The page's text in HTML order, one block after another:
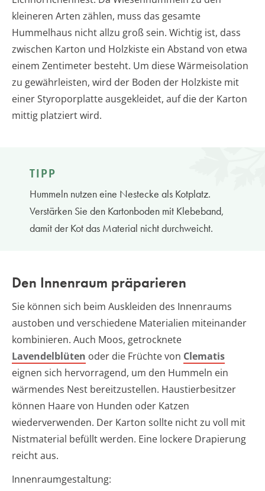
kleineren Arten zählen, muss das gesamte
Hummelhaus nicht allzu groß sein. Wichtig ist, dass
zwischen Karton und Holzkiste ein Abstand von etwa
einem Zentimeter besteht. Um diese Wärmeisolation
zu gewährleisten, wird der Boden der Holzkiste mit
einer Styroporplatte ausgekleidet, auf die der Karton
mittig platziert wird.
TIPP
Hummeln nutzen eine Nestecke als Kotplatz.
Verstärken Sie den Kartonboden mit Klebeband,
damit der Kot das Material nicht durchweicht.
Den Innenraum präparieren
Sie können sich beim Auskleiden des Innenraums
austoben und verschiedene Materialien miteinander
kombinieren. Auch Moos, getrocknete
Lavendelblüten oder die Früchte von Clematis
eignen sich hervorragend, um den Hummeln ein
wärmendes Nest bereitzustellen. Haustierbesitzer
können Haare von Hunden oder Katzen
wiederverwenden. Der Karton sollte nicht zu voll mit
Nistmaterial befüllt werden. Eine lockere Drapierung
reicht aus.
Innenraumgestaltung: